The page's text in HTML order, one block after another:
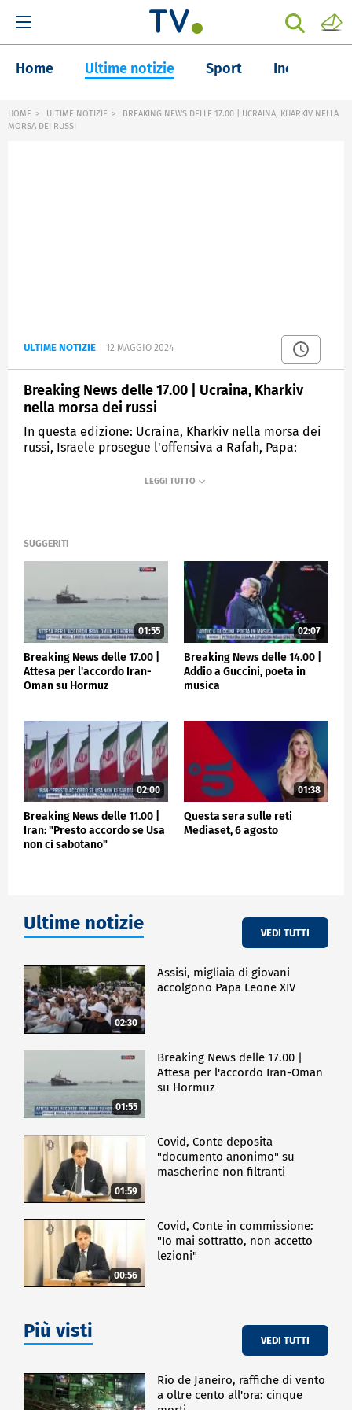
Home Ultime notizie Sport Inchieste
HOME ULTIME NOTIZIE
BREAKING NEWS DELLE 17.00 | UCRAINA, KHARKIV NELLA
MORSA DEI RUSSI
ULTIME NOTIZIE 12 MAGGIO 2024
Breaking News delle 17.00 | Ucraina, Kharkiv
nella morsa dei russi
In questa edizione: Ucraina, Kharkiv nella morsa dei
russi, Israele prosegue l'offensiva a Rafah, Papa:
Conte: no alla revisione, Travolta da auto pirata: si
SUGGERITI
01:55
Breaking News delle 17.00 |
Attesa per l'accordo Iran-
Oman su Hormuz
02:07
Breaking News delle 14.00 |
Addio a Guccini, poeta in
musica
02:00
Breaking News delle 11.00 |
Iran: "Presto accordo se Usa
non ci sabotano"
01:38
Questa sera sulle reti
Mediaset, 6 agosto
Ultime notizie VEDI TUTTI
02:30
Assisi, migliaia di giovani
accolgono Papa Leone XIV
01:55
Breaking News delle 17.00 |
Attesa per l'accordo Iran-Oman
su Hormuz
01:59
Covid, Conte deposita
"documento anonimo" su
mascherine non filtranti
00:56
Covid, Conte in commissione:
"Io mai sottratto, non accetto
lezioni"
Più visti VEDI TUTTI
Rio de Janeiro, raffiche di vento
a oltre cento all'ora: cinque